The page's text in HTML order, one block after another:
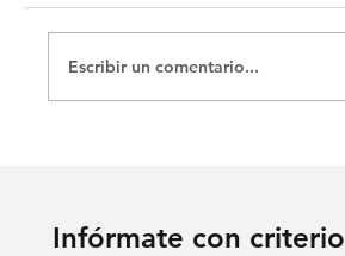
Escribir un comentario...
Infórmate con criterio